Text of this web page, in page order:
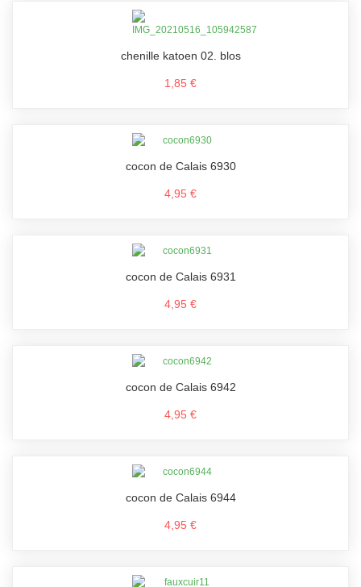
chenille katoen 02. blos
1,85 €
cocon de Calais 6930
4,95 €
cocon de Calais 6931
4,95 €
cocon de Calais 6942
4,95 €
cocon de Calais 6944
4,95 €